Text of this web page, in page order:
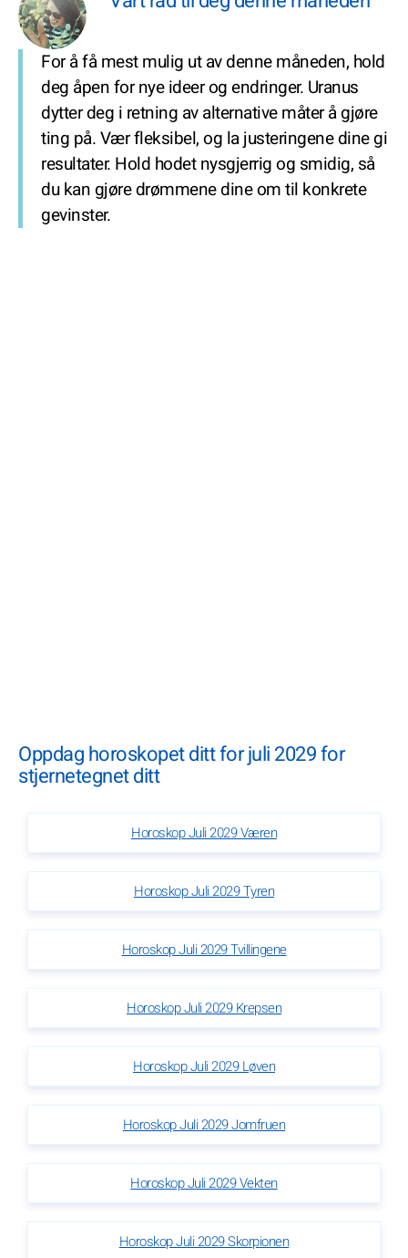
For å få mest mulig ut av denne måneden, hold
deg åpen for nye ideer og endringer. Uranus
dytter deg i retning av alternative måter å gjøre
ting på. Vær fleksibel, og la justeringene dine gi
resultater. Hold hodet nysgjerrig og smidig, så
du kan gjøre drømmene dine om til konkrete
gevinster.
Oppdag horoskopet ditt for juli 2029 for
stjernetegnet ditt
Horoskop Juli 2029 Væren
Horoskop Juli 2029 Tyren
Horoskop Juli 2029 Tvillingene
Horoskop Juli 2029 Krepsen
Horoskop Juli 2029 Løven
Horoskop Juli 2029 Jomfruen
Horoskop Juli 2029 Vekten
Horoskop Juli 2029 Skorpionen